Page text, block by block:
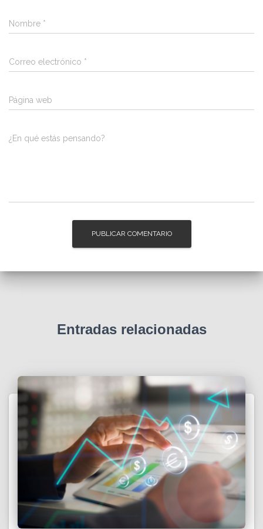
Nombre *
Correo electrónico *
Página web
¿En qué estás pensando?
Entradas relacionadas